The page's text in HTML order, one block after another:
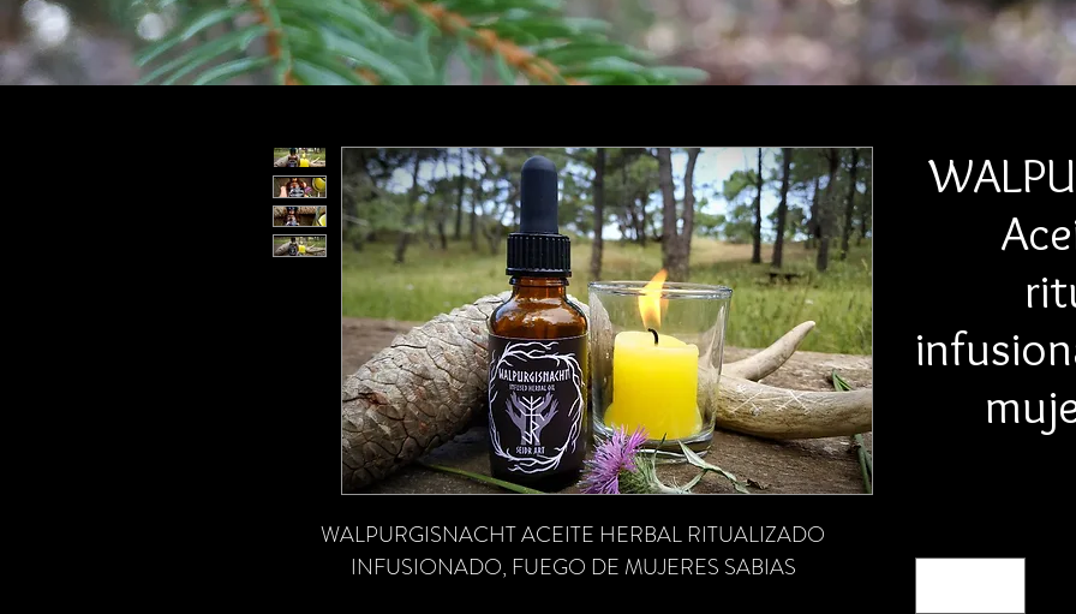
WALPURGISNACHT ACEITE HERBAL RITUALIZADO
INFUSIONADO, FUEGO DE MUJERES SABIAS